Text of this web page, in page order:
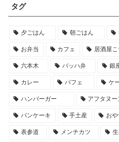
タグ
夕ごはん 朝ごはん
お弁当 カフェ 居酒屋
六本木 バッハ弁 銀
カレー パフェ ケ
ハンバーガー アフタヌー
パンケーキ 手土産 おや
表参道 メンチカツ